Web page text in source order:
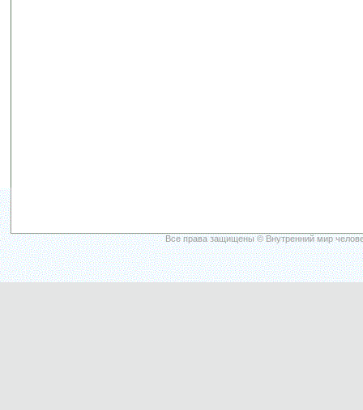
Все права защищены © Внутренний мир